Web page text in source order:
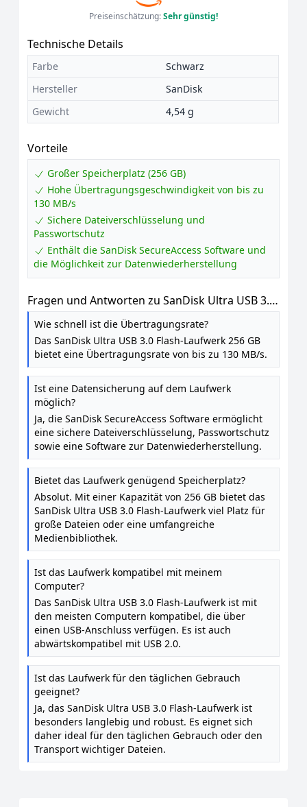
Preiseinschätzung:Sehr günstig!
Technische Details
Farbe
Schwarz
Hersteller
SanDisk
Gewicht
4,54 g
Vorteile
Großer Speicherplatz (256 GB)
Hohe Übertragungsgeschwindigkeit von bis zu
130 MB/s
Sichere Dateiverschlüsselung und
Passwortschutz
Enthält die SanDisk SecureAccess Software und
die Möglichkeit zur Datenwiederherstellung
Fragen und Antworten zu SanDisk Ultra USB 3.0
Flash-Laufwerk 256 GB (SecureAccess Software,
Passwortschutz, Übertragungsgeschwindigkeit
von bis zu 130 MB / s) Schwarz
Wie schnell ist die Übertragungsrate?
Das SanDisk Ultra USB 3.0 Flash-Laufwerk 256 GB
bietet eine Übertragungsrate von bis zu 130 MB/s.
Ist eine Datensicherung auf dem Laufwerk
möglich?
Ja, die SanDisk SecureAccess Software ermöglicht
eine sichere Dateiverschlüsselung, Passwortschutz
sowie eine Software zur Datenwiederherstellung.
Bietet das Laufwerk genügend Speicherplatz?
Absolut. Mit einer Kapazität von 256 GB bietet das
SanDisk Ultra USB 3.0 Flash-Laufwerk viel Platz für
große Dateien oder eine umfangreiche
Medienbibliothek.
Ist das Laufwerk kompatibel mit meinem
Computer?
Das SanDisk Ultra USB 3.0 Flash-Laufwerk ist mit
den meisten Computern kompatibel, die über
einen USB-Anschluss verfügen. Es ist auch
abwärtskompatibel mit USB 2.0.
Ist das Laufwerk für den täglichen Gebrauch
geeignet?
Ja, das SanDisk Ultra USB 3.0 Flash-Laufwerk ist
besonders langlebig und robust. Es eignet sich
daher ideal für den täglichen Gebrauch oder den
Transport wichtiger Dateien.